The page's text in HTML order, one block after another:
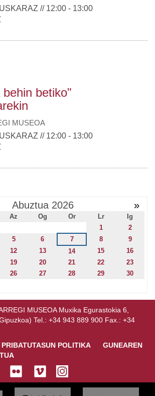
// 12:00 - 13:00
betiko"
MUSEOA
// 12:00 - 13:00
Abuztua 2026 »
Az Og Or Lr
Ig
1
2
5 6 7 8
9
12 13 14 15
16
19 20 21 22
23
26 27 28 29
30
MUSEOA Muxika Egurastokia 6,
Tel.: +34 943 889 900 Fax.: +34
PRIBATUTASUN POLITIKA
GUNEAREN